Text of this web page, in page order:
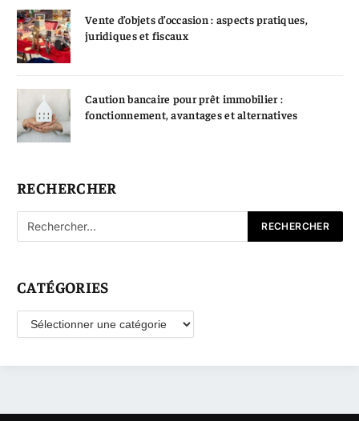
Vente d’objets d’occasion : aspects pratiques,
juridiques et fiscaux
Caution bancaire pour prêt immobilier :
fonctionnement, avantages et alternatives
RECHERCHER
CATÉGORIES
Catégories